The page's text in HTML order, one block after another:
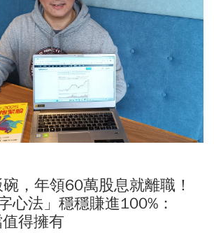
，年領60萬股息就離職！
心法」穩穩賺進100%：
得擁有